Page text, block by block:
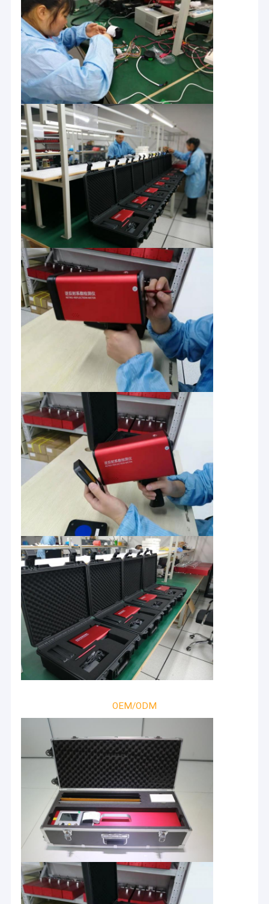
หน้าแรก
สินค้า
รายการ VR
OEM/ODM
Hefei Syntop International Trade Co., Ltd.
บริษัทที่เชี่ยวชาญด้านเครื่องมือทดสอบ อุปกรณ์พิเศษ